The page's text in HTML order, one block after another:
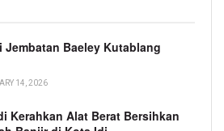
Jembatan Baeley Kutablang
14, 2026
Kerahkan Alat Berat Bersihkan